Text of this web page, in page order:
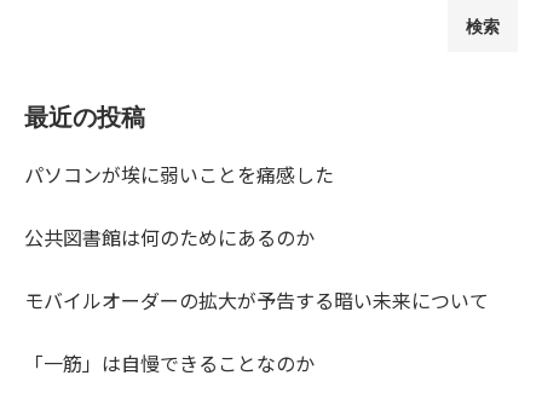
検索
最近の投稿
パソコンが埃に弱いことを痛感した
公共図書館は何のためにあるのか
モバイルオーダーの拡大が予告する暗い未来について
「一筋」は自慢できることなのか